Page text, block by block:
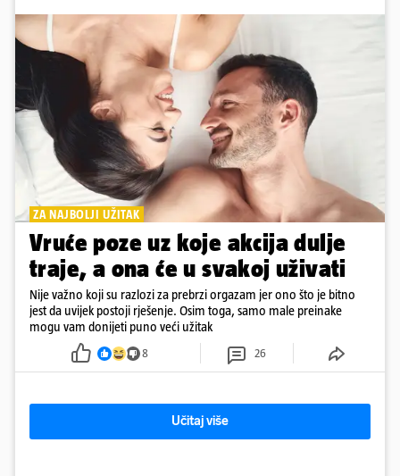
ZA NAJBOLJI UŽITAK
Vruće poze uz koje akcija dulje
traje, a ona će u svakoj uživati
Nije važno koji su razlozi za prebrzi orgazam jer ono što je bitno
jest da uvijek postoji rješenje. Osim toga, samo male preinake
mogu vam donijeti puno veći užitak
8 26
Učitaj više